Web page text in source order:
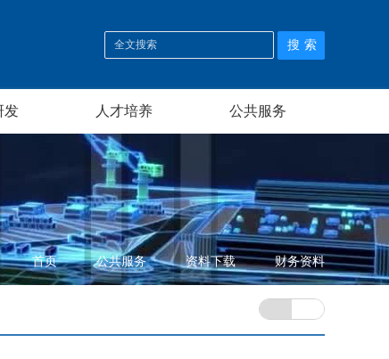
发 人才培养 公共服务
首页 公共服务 资料下载 财务资料